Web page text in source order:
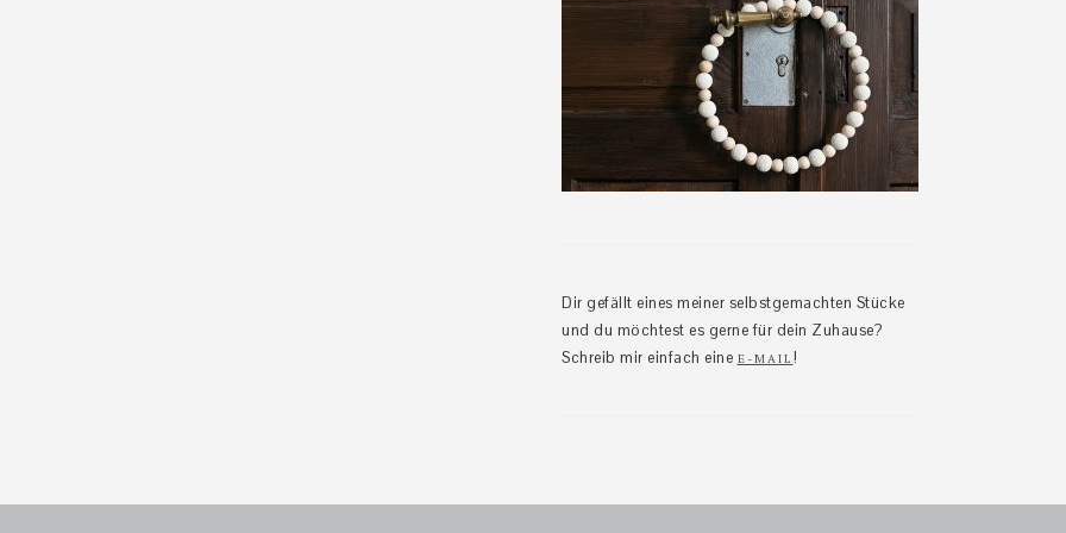
Dir gefällt eines meiner selbstgemachten Stücke
und du möchtest es gerne für dein Zuhause?
Schreib mir einfach eine E-MAIL !